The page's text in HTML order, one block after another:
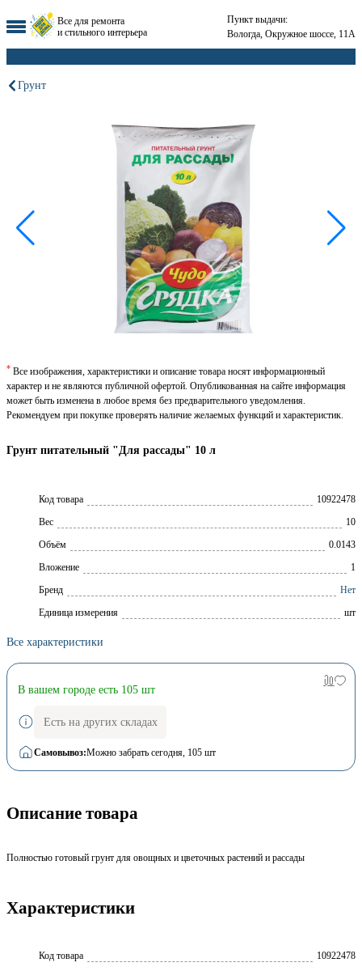
Все для ремонта
и стильного интерьера
Пункт выдачи:
Вологда, Окружное шоссе, 11А
Грунт
Грунт питательный "Для рассады" 10 л
Код товара
10922478
Вес
10
Объём
0.0143
Вложение
1
Брeнд
Нет
Единица измерения
шт
Все характеристики
* Все изображения, характеристики и описание товара носят информационный
характер и не являются публичной офертой. Опубликованная на сайте информация
может быть изменена в любое время без предварительного уведомления.
Рекомендуем при покупке проверять наличие желаемых функций и характеристик.
В вашем городе есть 105 шт
Есть на других складах
Самовывоз:Можно забрать сегодня, 105 шт
Описание товара
Полностью готовый грунт для овощных и цветочных растений и рассады
Характеристики
Код товара
10922478